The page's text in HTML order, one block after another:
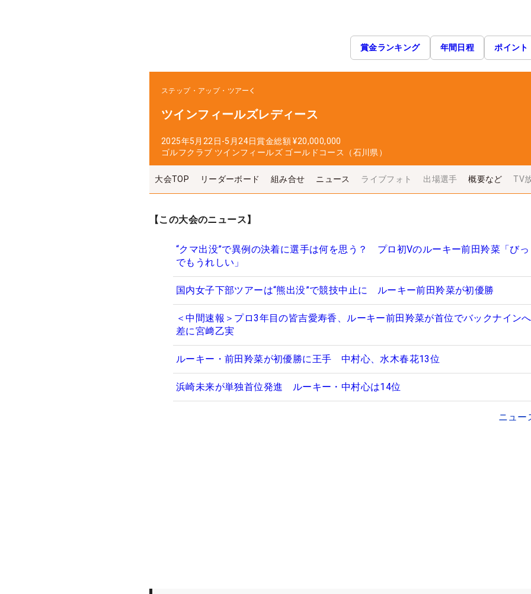
賞金ランキング 年間日程 ポイント
ステップ・アップ・ツアー
ツインフィールズレディース
2025年5月22日-5月24日賞金総額 ¥20,000,000
ゴルフクラブ ツインフィールズ ゴールドコース（石川県）
大会TOP リーダーボード 組み合せ ニュース ライブフォト 出場選手 概要など TV
【この大会のニュース】
“クマ出没”で異例の決着に選手は何を思う？ プロ初Vのルーキー前田羚菜「び
でもうれしい」
国内女子下部ツアーは“熊出没”で競技中止に ルーキー前田羚菜が初優勝
＜中間速報＞プロ3年目の皆吉愛寿香、ルーキー前田羚菜が首位でバックナイン
差に宮﨑乙実
ルーキー・前田羚菜が初優勝に王手 中村心、水木春花13位
浜崎未来が単独首位発進 ルーキー・中村心は14位
ニュー